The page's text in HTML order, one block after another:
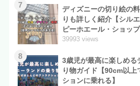
7
ディズニーの切り絵の
りも詳しく紹介【シル
ピーホエール・ショップ
39993 views
8
3歳児が最高に楽しめる
り物ガイド【90cm以上
ションに乗れる】